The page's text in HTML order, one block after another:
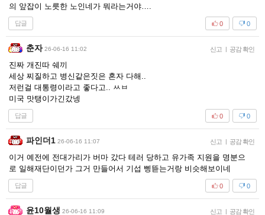
의 앞잡이 노릇한 노인네가 뭐라는거야….
답글 0
0
춘자 26-06-16 11:02 신고 | 공감 확인
진짜 개진따 쉐끼
세상 찌질하고 병신같은짓은 혼자 다해..
저런걸 대통령이라고 좋다고.. ㅆㅂ
미국 맛탱이가긴갔넹
답글 0
0
파인더1 26-06-16 11:07 신고 | 공감 확인
이거 예전에 전대가리가 버마 갔다 테러 당하고 유가족 지원을 명분으
로 일해재단이던가 그거 만들어서 기섭 삥뜯는거랑 비슷해보이네
답글 0
0
윤10월생 26-06-16 11:09 신고 | 공감 확인